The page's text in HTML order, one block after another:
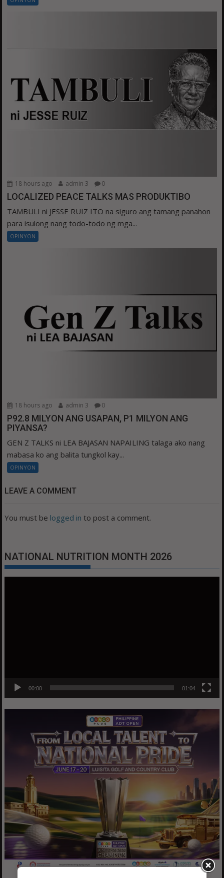
18 hours ago admin 3 0
LOCALIZED PEACE TALKS MAS PRODUKTIBO
TAMBULI ni JESSE RUIZ ITO na siguro ang tamang panahon
para isulong nang todo-todo ng mga...
OPINYON
18 hours ago admin 3 0
P92.8 MILYON ANG USAPAN, P1 MILYON ANG
PIYANSA?
GEN Z TALKS ni LEA BAJASAN NAPAILING talaga ako nang
mabasa ko ang balita tungkol kay...
OPINYON
LEAVE A COMMENT
You must be logged in to post a comment.
NATIONAL NUTRITION MONTH 2026
00:00 01:04